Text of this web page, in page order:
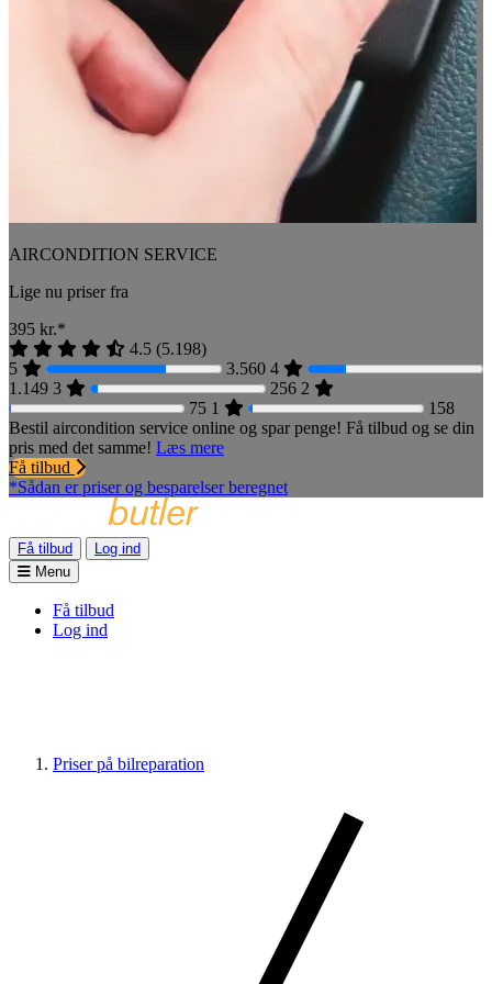
AIRCONDITION SERVICE
Lige nu priser fra
395 kr.*
4.5 (5.198)
5
3.560 4
1.149 3 256 2
75 1
158
Bestil aircondition service online og spar penge! Få tilbud og se din
pris med det samme! Læs mere
Få tilbud
*Sådan er priser og besparelser beregnet
Få tilbud
Log ind
Menu
Få tilbud
Log ind
Priser på bilreparation